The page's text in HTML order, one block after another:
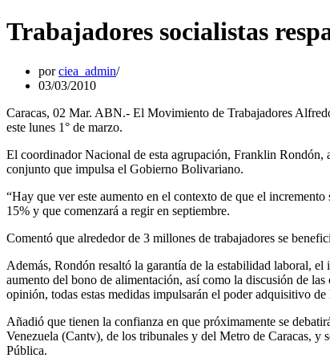
Trabajadores socialistas
porciea_admin
03/03/2010
Caracas, 02 Mar. ABN.- El Movimiento de Trabajadores
este lunes 1° de marzo.
El coordinador Nacional de esta agrupación, Franklin
conjunto que impulsa el Gobierno Bolivariano.
“Hay que ver este aumento en el contexto de que el
15% y que comenzará a regir en septiembre.
Comentó que alrededor de 3 millones de trabajadores se
Además, Rondón resaltó la garantía de la estabilidad laboral,
aumento del bono de alimentación, así como la discusión de
opinión, todas estas medidas impulsarán el poder adquisitivo de
Añadió que tienen la confianza en que próximamente se
Venezuela (Cantv), de los tribunales y del Metro de Caracas,
Pública.